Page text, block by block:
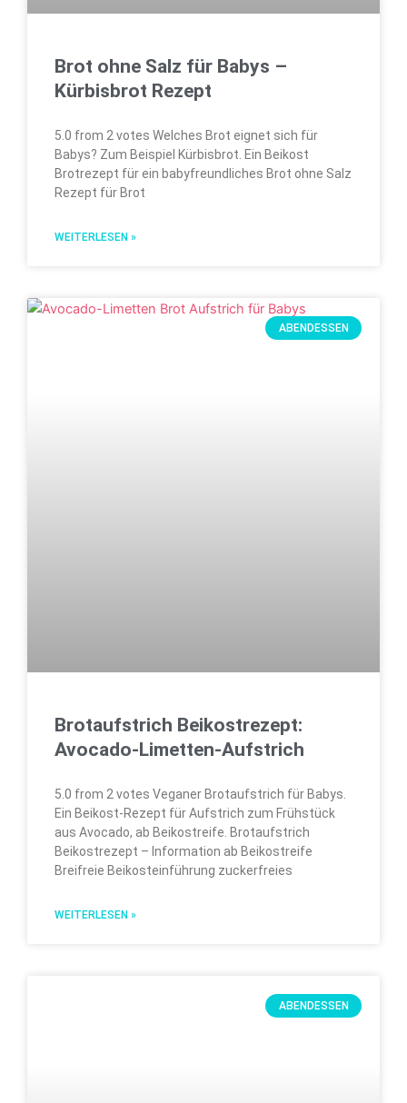
Brot ohne Salz für Babys –
Kürbisbrot Rezept
5.0 from 2 votes Welches Brot eignet sich für
Babys? Zum Beispiel Kürbisbrot. Ein Beikost
Brotrezept für ein babyfreundliches Brot ohne Salz
Rezept für Brot
WEITERLESEN »
ABENDESSEN
Brotaufstrich Beikostrezept:
Avocado-Limetten-Aufstrich
5.0 from 2 votes Veganer Brotaufstrich für Babys.
Ein Beikost-Rezept für Aufstrich zum Frühstück
aus Avocado, ab Beikostreife. Brotaufstrich
Beikostrezept – Information ab Beikostreife
Breifreie Beikosteinführung zuckerfreies
WEITERLESEN »
ABENDESSEN